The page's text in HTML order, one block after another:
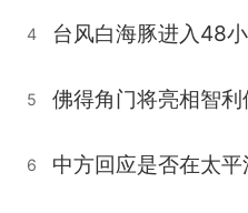
4 台风白海豚进入48
5 佛得角门将亮相智
6